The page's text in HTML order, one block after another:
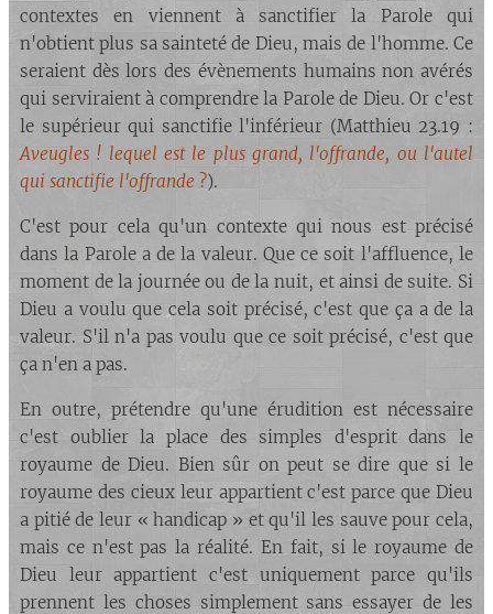
contextes en viennent à sanctifier la Parole qui
n'obtient plus sa sainteté de Dieu, mais de l'homme. Ce
seraient dès lors des évènements humains non avérés
qui serviraient à comprendre la Parole de Dieu. Or c'est
le supérieur qui sanctifie l'inférieur (Matthieu 23.19 :
Aveugles ! lequel est le plus grand, l'offrande, ou l'autel
qui sanctifie l'offrande ?).
C'est pour cela qu'un contexte qui nous est précisé
dans la Parole a de la valeur. Que ce soit l'affluence, le
moment de la journée ou de la nuit, et ainsi de suite. Si
Dieu a voulu que cela soit précisé, c'est que ça a de la
valeur. S'il n'a pas voulu que ce soit précisé, c'est que
ça n'en a pas.
En outre, prétendre qu'une érudition est nécessaire
c'est oublier la place des simples d'esprit dans le
royaume de Dieu. Bien sûr on peut se dire que si le
royaume des cieux leur appartient c'est parce que Dieu
a pitié de leur « handicap » et qu'il les sauve pour cela,
mais ce n'est pas la réalité. En fait, si le royaume de
Dieu leur appartient c'est uniquement parce qu'ils
prennent les choses simplement sans essayer de les